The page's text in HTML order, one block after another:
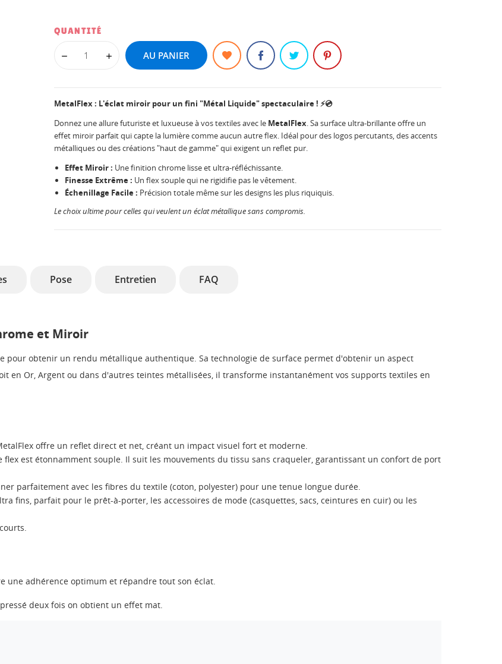
QUANTITÉ
AU PANIER
MetalFlex : L'éclat miroir pour un fini "Métal Liquide" spectaculaire ! ⚡💿
Donnez une allure futuriste et luxueuse à vos textiles avec le MetalFlex. Sa surface ultra-brillante offre un
effet miroir parfait qui capte la lumière comme aucun autre flex. Idéal pour des logos percutants, des accents
métalliques ou des créations "haut de gamme" qui exigent un reflet pur.
Effet Miroir : Une finition chrome lisse et ultra-réfléchissante.
Finesse Extrême : Un flex souple qui ne rigidifie pas le vêtement.
Échenillage Facile : Précision totale même sur les designs les plus riquiquis.
Le choix ultime pour celles qui veulent un éclat métallique sans compromis.
Pose Entretien FAQ
et Miroir
pour obtenir un rendu métallique authentique. Sa technologie de surface permet d'obtenir un aspect
en Or, Argent ou dans d'autres teintes métallisées, il transforme instantanément vos supports textiles en
offre un reflet direct et net, créant un impact visuel fort et moderne.
flex est étonnamment souple. Il suit les mouvements du tissu sans craqueler, garantissant un confort de port
parfaitement avec les fibres du textile (coton, polyester) pour une tenue longue durée.
fins, parfait pour le prêt-à-porter, les accessoires de mode (casquettes, sacs, ceintures en cuir) ou les
une adhérence optimum et répandre tout son éclat.
deux fois on obtient un effet mat.